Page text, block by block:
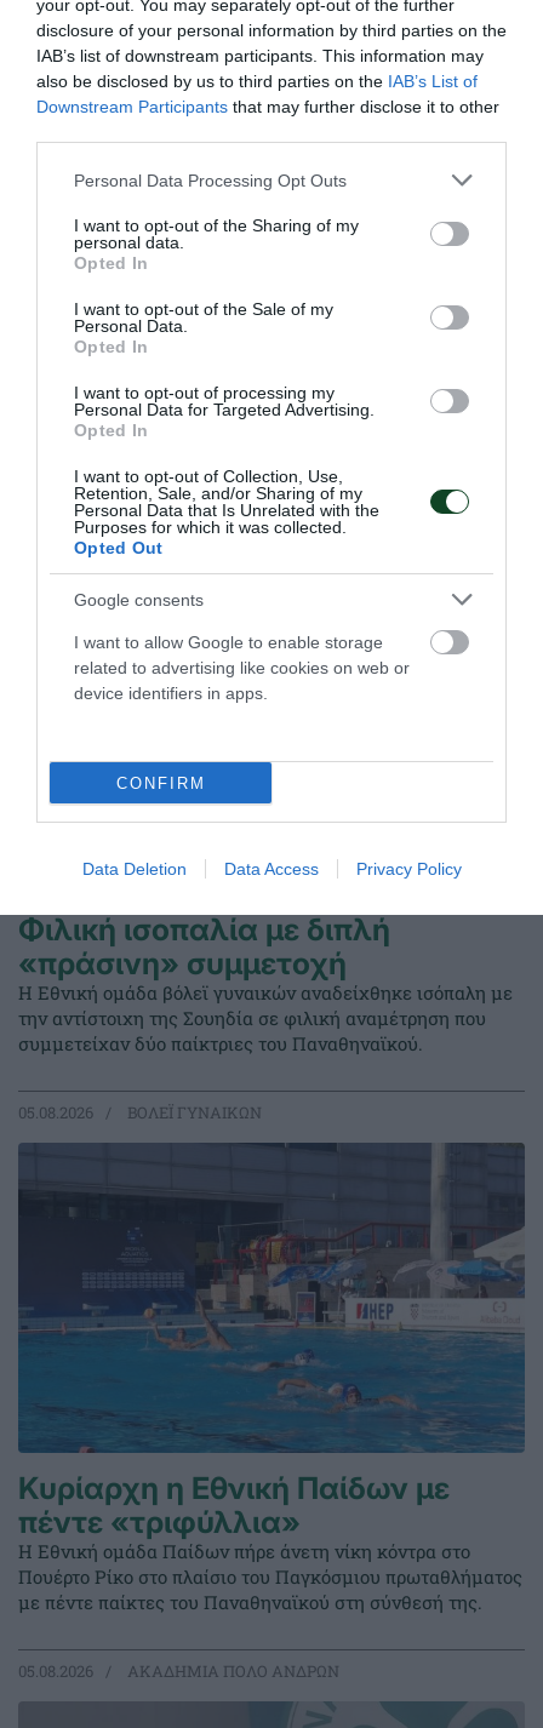
your opt-out. You may separately opt-out of the further
disclosure of your personal information by third parties on the
IAB’s list of downstream participants. This information may
also be disclosed by us to third parties on the IAB’s List of
Downstream Participants that may further disclose it to other
Please note that this website/app uses one or more Google
not limited to your visit or usage behaviour. You may click to
grant or deny consent to Google and its third-party tags to
use your data for below specified purposes in below Google
consent section.
Personal Data Processing Opt Outs
I want to opt-out of the Sharing of my
personal data.
Opted In
I want to opt-out of the Sale of my
Personal Data.
Opted In
I want to opt-out of processing my
Personal Data for Targeted Advertising.
Opted In
I want to opt-out of Collection, Use,
Retention, Sale, and/or Sharing of my
Personal Data that Is Unrelated with the
Purposes for which it was collected.
Opted Out
Google consents
I want to allow Google to enable storage
related to advertising like cookies on web or
device identifiers in apps.
CONFIRM
Data Deletion Data Access Privacy Policy
«Πράσινες» διακρίσεις στο
εξωτερικό
Το τμήμα πυγμαχίας του Παναθηναϊκού είχε δύο
συμμετοχές στο εξωτερικό με τον Παντελή Γεωργόπουλο
17.05.2026
ΤΕΛΕΥΤΑΙΑ ΝΕΑ
Φιλική ισοπαλία με διπλή
«πράσινη» συμμετοχή
Η Εθνική ομάδα βόλεϊ γυναικών αναδείχθηκε ισόπαλη με
την αντίστοιχη της Σουηδία σε φιλική αναμέτρηση που
συμμετείχαν δύο παίκτριες του Παναθηναϊκού.
05.08.2026 ΒΟΛΕΪ ΓΥΝΑΙΚΩΝ
Κυρίαρχη η Εθνική Παίδων με
πέντε «τριφύλλια»
Η Εθνική ομάδα Παίδων πήρε άνετη νίκη κόντρα στο
Πουέρτο Ρίκο στο πλαίσιο του Παγκόσμιου πρωταθλήματος
με πέντε παίκτες του Παναθηναϊκού στη σύνθεσή της.
05.08.2026 ΑΚΑΔΗΜΙΑ ΠΟΛΟ ΑΝΔΡΩΝ